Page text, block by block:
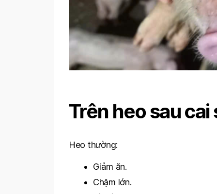
Trên heo sau cai
Heo thường:
Giảm ăn.
Chậm lớn.